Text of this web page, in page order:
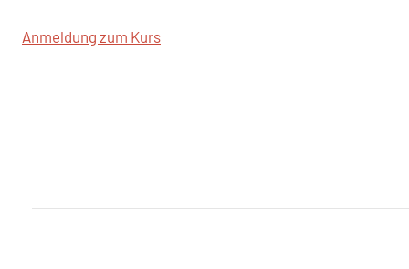
Anmeldung zum Kurs